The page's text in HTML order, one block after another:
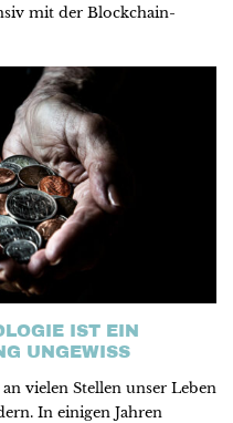
mit der Blockchain-
IST EIN
UNGEWISS
vielen Stellen unser Leben
In einigen Jahren